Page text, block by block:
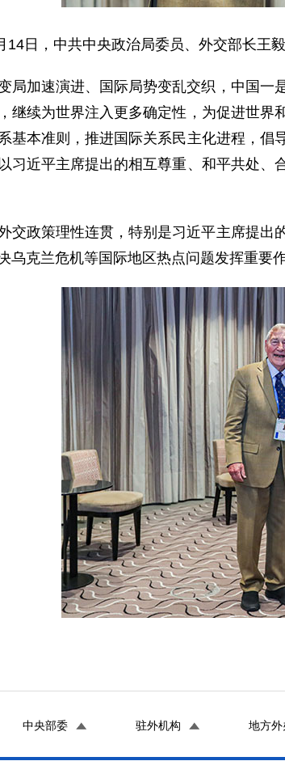
14日，中共中央政治局委员、外交部长王
局加速演进、国际局势变乱交织，中国
继续为世界注入更多确定性，为促进世
基本准则，推进国际关系民主化进程，
习近平主席提出的相互尊重、和平共处
交政策理性连贯，特别是习近平主席提
乌克兰危机等国际地区热点问题发挥重要作
中央部委 驻外机构 地方外